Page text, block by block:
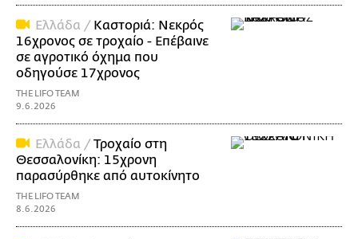
Ελλάδα / Καστοριά: Νεκρός
16χρονος σε τροχαίο - Επέβαινε
σε αγροτικό όχημα που
οδηγούσε 17χρονος
THE LIFO TEAM
9.6.2026
Ελλάδα / Τροχαίο στη
Θεσσαλονίκη: 15χρονη
παρασύρθηκε από αυτοκίνητο
THE LIFO TEAM
8.6.2026